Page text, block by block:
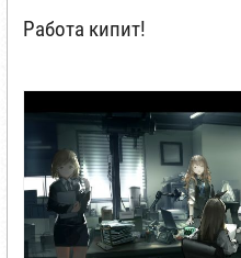
Работа кипит!